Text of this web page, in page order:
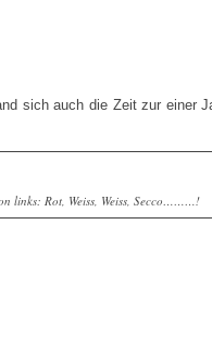
sich auch die Zeit zur
links: Rot, Weiss, Weiss, Secco………!